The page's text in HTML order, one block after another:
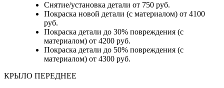
Снятие/установка детали от 750 руб.
Покраска новой детали (с материалом) от 4100
руб.
Покраска детали до 30% повреждения (с
материалом) от 4200 руб.
Покраска детали до 50% повреждения (с
материалом) от 4300 руб.
КРЫЛО ПЕРЕДНЕЕ